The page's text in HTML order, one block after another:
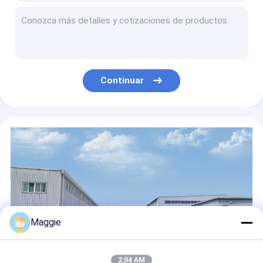
Gabinete de carga móvil 70kg de Chromebook de las ruedas de Anheli 4
La FCC 2 deja de lado el gabinete de almacenamiento de carga del carro de Chromebook 930m m
30pcs 15" carro de carga del dispositivo de móvil de Chromebook para la fijación multi de la característica de las escuelas
Carros del almacenamiento del ordenador portátil de Anheli LED Ipad en el IOS de Android de las ruedas
Puertos antioxidantes del carro 54 de la carga por USB del gabinete de almacenamiento de la tableta
Continuar
Maggie
2:04 AM